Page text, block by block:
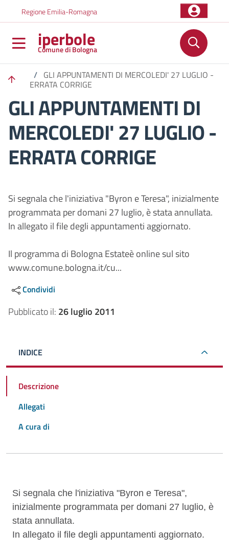
Regione Emilia-Romagna
iperbole
Comune di Bologna
/ GLI APPUNTAMENTI DI MERCOLEDI' 27 LUGLIO -
ERRATA CORRIGE
GLI APPUNTAMENTI DI
MERCOLEDI' 27 LUGLIO -
ERRATA CORRIGE
Si segnala che l'iniziativa "Byron e Teresa", inizialmente
programmata per domani 27 luglio, è stata annullata.
In allegato il file degli appuntamenti aggiornato.
Il programma di Bologna Estateè online sul sito
www.comune.bologna.it/cu...
Condividi
Pubblicato il: 26 luglio 2011
INDICE
Descrizione
Allegati
A cura di
Descrizione
Si segnala che l'iniziativa "Byron e Teresa",
inizialmente programmata per domani 27 luglio, è
stata annullata.
In allegato il file degli appuntamenti aggiornato.